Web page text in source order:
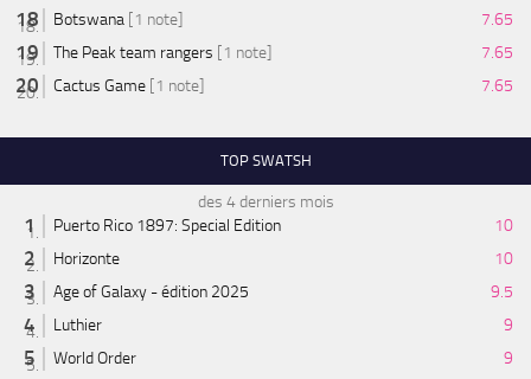
Botswana [1 note]
7.65
The Peak team rangers [1 note]
7.65
Cactus Game [1 note] 7.65
TOP SWATSH
des 4 derniers mois
Puerto Rico 1897: Special Edition
10
Horizonte
10
Age of Galaxy - édition 2025
9.5
Luthier
9
World Order
9